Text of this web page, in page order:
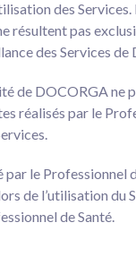
des
résultent pas
des Services de
de DOCORGA ne
réalisés par le
le Professionnel
de l’utilisation du
de Santé.